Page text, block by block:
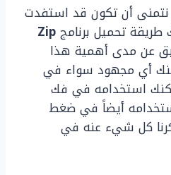
أن تكون قد استفدت
طريقة تحميل برنامجZip
عن مدى أهمية هذا
منك أي مجهود سواء في
استخدامه في فك
أيضاً في ضغط
كل شيء عنه في